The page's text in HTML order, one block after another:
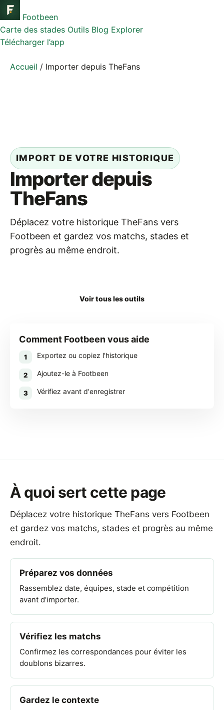
Footbeen
Carte des stades Outils Blog Explorer
Télécharger l’app
Accueil / Importer depuis TheFans
IMPORT DE VOTRE HISTORIQUE
Importer depuis
TheFans
Déplacez votre historique TheFans vers
Footbeen et gardez vos matchs, stades et
progrès au même endroit.
Voir tous les outils
Comment Footbeen vous aide
1 Exportez ou copiez l'historique
2 Ajoutez-le à Footbeen
3 Vérifiez avant d'enregistrer
À quoi sert cette page
Déplacez votre historique TheFans vers Footbeen
et gardez vos matchs, stades et progrès au même
endroit.
Préparez vos données
Rassemblez date, équipes, stade et compétition
avant d'importer.
Vérifiez les matchs
Confirmez les correspondances pour éviter les
doublons bizarres.
Gardez le contexte